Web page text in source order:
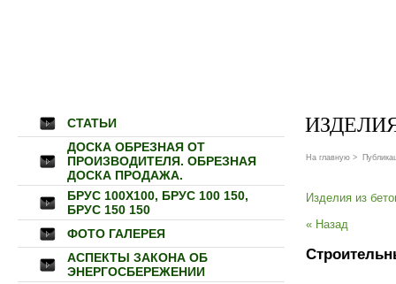
СТАТЬИ
ДОСКА ОБРЕЗНАЯ ОТ
ПРОИЗВОДИТЕЛЯ. ОБРЕЗНАЯ
ДОСКА ПРОДАЖА.
БРУС 100Х100, БРУС 100 150,
БРУС 150 150
ФОТО ГАЛЕРЕЯ
АСПЕКТЫ ЗАКОНА ОБ
ЭНЕРГОСБЕРЕЖЕНИИ
На главную >
Изделия из
« Назад